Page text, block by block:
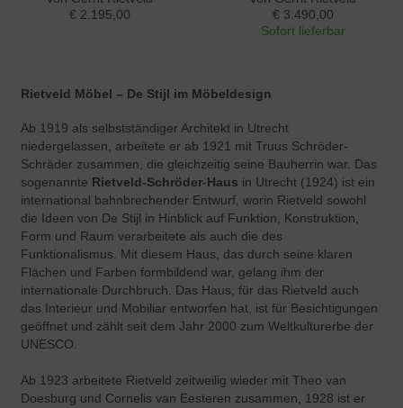
€ 2.195,00
€ 3.490,00
Sofort lieferbar
Rietveld Möbel – De Stijl im Möbeldesign
Ab 1919 als selbstständiger Architekt in Utrecht
niedergelassen, arbeitete er ab 1921 mit Truus Schröder-
Schräder zusammen, die gleichzeitig seine Bauherrin war. Das
sogenannte Rietveld-Schröder-Haus in Utrecht (1924) ist ein
international bahnbrechender Entwurf, worin Rietveld sowohl
die Ideen von De Stijl in Hinblick auf Funktion, Konstruktion,
Form und Raum verarbeitete als auch die des
Funktionalismus. Mit diesem Haus, das durch seine klaren
Flächen und Farben formbildend war, gelang ihm der
internationale Durchbruch. Das Haus, für das Rietveld auch
das Interieur und Mobiliar entworfen hat, ist für Besichtigungen
geöffnet und zählt seit dem Jahr 2000 zum Weltkulturerbe der
UNESCO.
Ab 1923 arbeitete Rietveld zeitweilig wieder mit Theo van
Doesburg und Cornelis van Eesteren zusammen, 1928 ist er